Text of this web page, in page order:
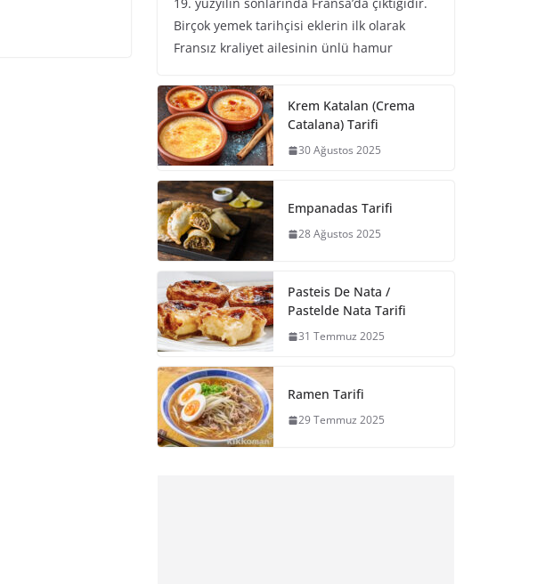
Birçok yemek tarihçisi eklerin ilk olarak
Fransız kraliyet ailesinin ünlü hamur
Krem Katalan (Crema
Catalana) Tarifi
30 Ağustos 2025
Empanadas Tarifi
28 Ağustos 2025
Pasteis De Nata /
Pastelde Nata Tarifi
31 Temmuz 2025
Ramen Tarifi
29 Temmuz 2025